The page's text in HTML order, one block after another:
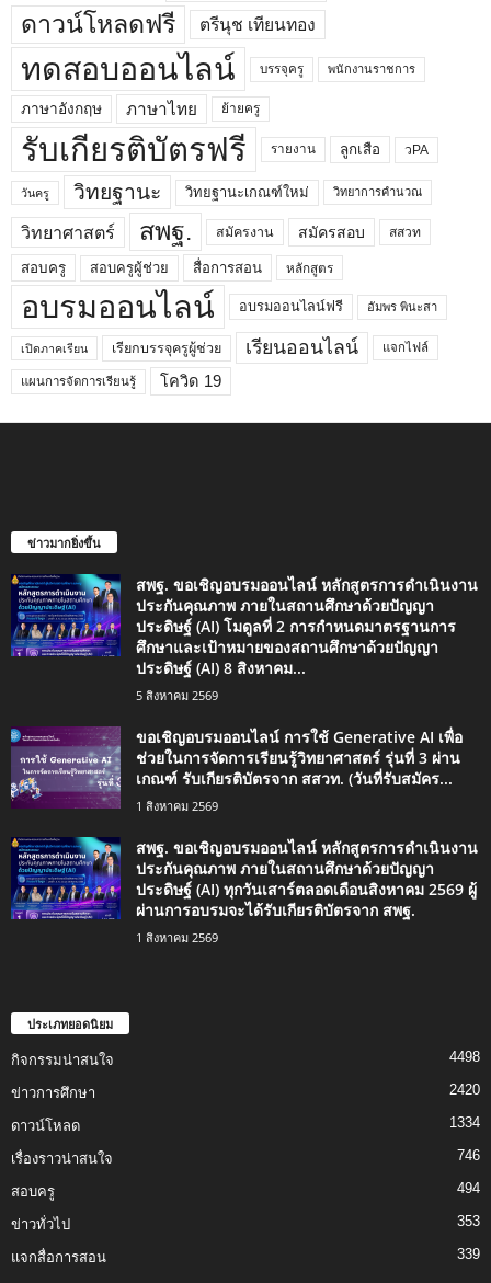
ดาวน์โหลดฟรี ตรีนุช เทียนทอง
ทดสอบออนไลน์ บรรจุครู พนักงานราชการ
ภาษาอังกฤษ ภาษาไทย ย้ายครู
รับเกียรติบัตรฟรี รายงาน ลูกเสือ วPA
วันครู วิทยฐานะ วิทยฐานะเกณฑ์ใหม่ วิทยาการคำนวณ
วิทยาศาสตร์ สพฐ. สมัครงาน สมัครสอบ สสวท
สอบครู สอบครูผู้ช่วย สื่อการสอน หลักสูตร
อบรมออนไลน์ อบรมออนไลน์ฟรี อัมพร พินะสา
เปิดภาคเรียน เรียกบรรจุครูผู้ช่วย เรียนออนไลน์ แจกไฟล์
แผนการจัดการเรียนรู้ โควิด 19
ข่าวมากยิ่งขึ้น
สพฐ. ขอเชิญอบรมออนไลน์ หลักสูตรการดำเนินงาน
ประกันคุณภาพ ภายในสถานศึกษาด้วยปัญญา
ประดิษฐ์ (AI) โมดูลที่ 2 การกำหนดมาตรฐานการ
ศึกษาและเป้าหมายของสถานศึกษาด้วยปัญญา
ประดิษฐ์ (AI) 8 สิงหาคม...
5 สิงหาคม 2569
ขอเชิญอบรมออนไลน์ การใช้ Generative AI เพื่อ
ช่วยในการจัดการเรียนรู้วิทยาศาสตร์ รุ่นที่ 3 ผ่าน
เกณฑ์ รับเกียรติบัตรจาก สสวท. (วันที่รับสมัคร...
1 สิงหาคม 2569
สพฐ. ขอเชิญอบรมออนไลน์ หลักสูตรการดำเนินงาน
ประกันคุณภาพ ภายในสถานศึกษาด้วยปัญญา
ประดิษฐ์ (AI) ทุกวันเสาร์ตลอดเดือนสิงหาคม 2569 ผู้
ผ่านการอบรมจะได้รับเกียรติบัตรจาก สพฐ.
1 สิงหาคม 2569
ประเภทยอดนิยม
กิจกรรมน่าสนใจ 4498
ข่าวการศึกษา 2420
ดาวน์โหลด 1334
เรื่องราวน่าสนใจ 746
สอบครู 494
ข่าวทั่วไป 353
แจกสื่อการสอน 339